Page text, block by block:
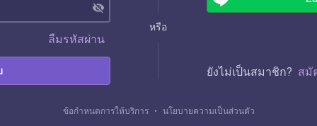
visibility_off
ลืมรหัสผ่าน
หรือ
ยังไม่เป็นสมาชิก? สมั
ข้อกำหนดการให้บริการ ・ นโยบายความเป็นส่วนตัว